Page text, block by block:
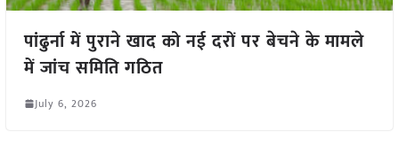
पांढुर्ना में पुराने खाद को नई दरों पर बेचने के मामले
में जांच समिति गठित
July 6, 2026